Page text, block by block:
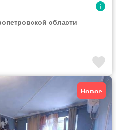
области
Новое